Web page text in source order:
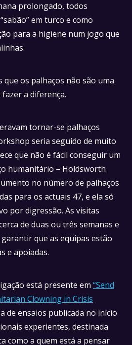
prolongado, todos
em turco e como
para a higiene num jogo que
que os palhaços não são uma
a diferença.
tornar-se palhaços
seria seguido de muito
que não é fácil conseguir um
humanitário – Holdsworth
no número de palhaços
para os actuais 47, e ela só
por digressão. As visitas
de duas ou três semanas e
que as equipas estão
e apoiadas.
está presente em “Send
Clowning in Crisis
de ensaios publicada no início
experientes, destinada
como a quem está a pensar